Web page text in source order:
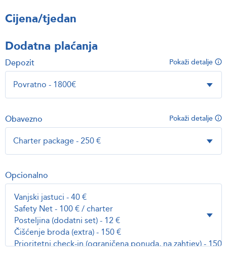
Cijena/tjedan
Dodatna plaćanja
Pokaži detalje
Depozit
Pokaži detalje
Obavezno
Opcionalno